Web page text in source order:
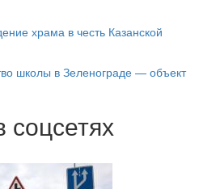
храма в честь Казанской
школы в Зеленограде — объект